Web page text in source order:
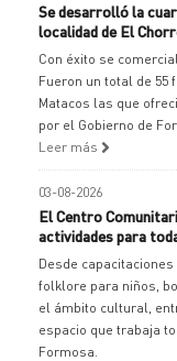
Se desarrolló la
localidad de El
Con éxito se
Fueron un total de 55
Matacos las que
por el Gobierno de
Leer más
03-08-2026
El Centro
actividades para
Desde
folklore para niños,
el ámbito cultural,
espacio que trabaja
Formosa.